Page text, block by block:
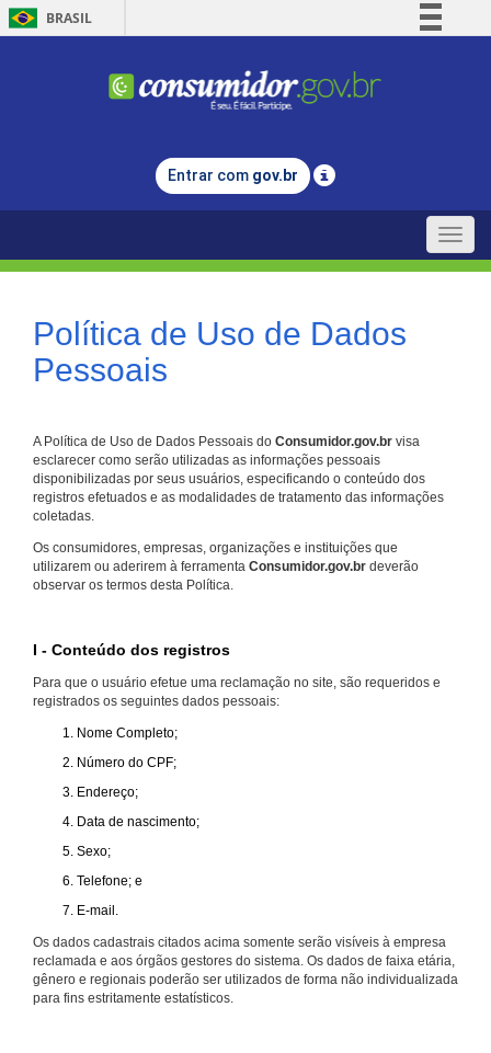
BRASIL
Comunica BR
Legislação
Entrar com gov.br
Toggle
Política de Uso de Dados
Pessoais
A Política de Uso de Dados Pessoais do Consumidor.gov.br visa
esclarecer como serão utilizadas as informações pessoais
disponibilizadas por seus usuários, especificando o conteúdo dos
registros efetuados e as modalidades de tratamento das informações
coletadas.
Os consumidores, empresas, organizações e instituições que
utilizarem ou aderirem à ferramenta Consumidor.gov.br deverão
observar os termos desta Política.
I - Conteúdo dos registros
Para que o usuário efetue uma reclamação no site, são requeridos e
registrados os seguintes dados pessoais:
Nome Completo;
Número do CPF;
Endereço;
Data de nascimento;
Sexo;
Telefone; e
E-mail.
Os dados cadastrais citados acima somente serão visíveis à empresa
reclamada e aos órgãos gestores do sistema. Os dados de faixa etária,
gênero e regionais poderão ser utilizados de forma não individualizada
para fins estritamente estatísticos.